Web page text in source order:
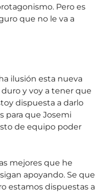
Pero es
que no le va a
ilusión esta nueva
y voy a tener que
dispuesta a darlo
para que Josemi
de equipo poder
mejores que he
apoyando. Se que
estamos dispuestas a